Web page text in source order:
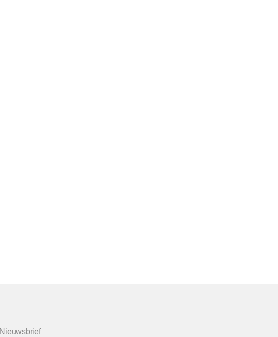
Nieuwsbrief